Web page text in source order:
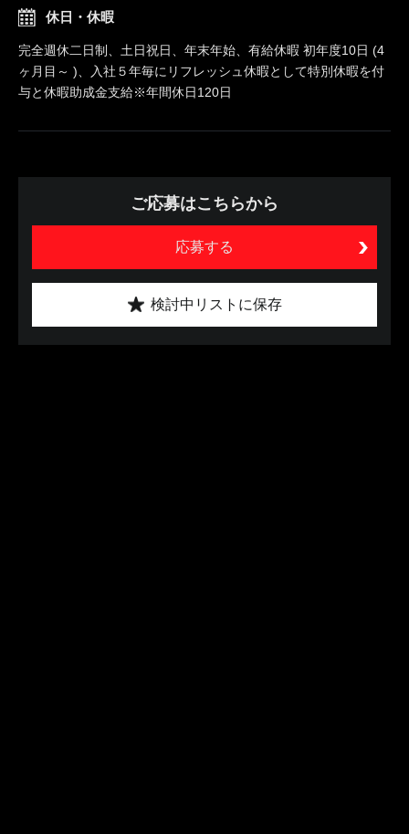
休日・休暇
完全週休二日制、土日祝日、年末年始、有給休暇 初年度10日 (4
ヶ月目～ )、入社５年毎にリフレッシュ休暇として特別休暇を付
与と休暇助成金支給※年間休日120日
ご応募はこちらから
応募する
検討中リストに保存